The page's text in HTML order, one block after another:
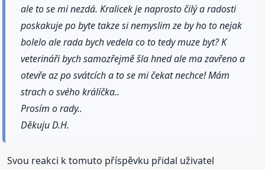
ale to se mi nezdá. Kralicek je naprosto čilý a radosti
poskakuje po byte takze si nemyslim ze by ho to nejak
bolelo ale rada bych vedela co to tedy muze byt? K
veterináři bych samozřejmě šla hned ale ma zavřeno a
otevře az po svátcích a to se mi čekat nechce! Mám
strach o svého králíčka..
Prosím o rady..
Děkuju D.H.
Svou reakci k tomuto příspěvku přidal uživatel